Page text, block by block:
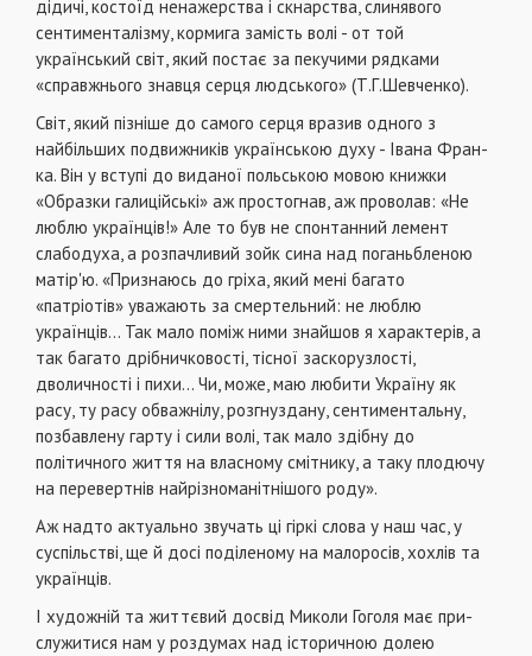
дідичі, костоїд ненажерства і скнарства, слинявого
сенти­менталізму, кормига замість волі - от той
український світ, який постає за пекучими рядками
«справжнього знавця серця людського» (Т.Г.Шевченко).
Світ, який пізніше до самого серця вразив одного з
найбільших подвижників українською духу - Івана Фран­
ка. Він у вступі до виданої польською мовою книжки
«Образки галиційські» аж простогнав, аж проволав: «Не
люб­лю українців!» Але то був не спонтанний лемент
слабодуха, а розпачливий зойк сина над поганьбленою
ма­тір'ю. «Признаюсь до гріха, який мені багато
«патріотів» уважають за смертельний: не люблю
українців... Так мало поміж ними знайшов я характерів, а
так багато дрібничковості, тісної заскорузлості,
дволичності і пихи... Чи, може, маю любити Україну як
расу, ту расу обважнілу, розгнузда­ну, сентиментальну,
позбавлену гарту і сили волі, так мало здібну до
політичного життя на власному смітнику, а таку плодючу
на перевертнів найрізноманітнішого роду».
Аж надто актуально звучать ці гіркі слова у наш час, у
суспільстві, ще й досі поділеному на малоросів, хохлів та
українців.
І художній та життєвий досвід Миколи Гоголя має при­
служитися нам у роздумах над історичною долею